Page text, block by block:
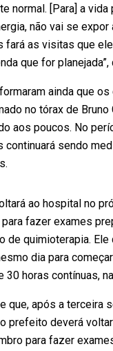
normal. [Para] a
não vai se expor
fará as visitas que
que for
ainda que
no tórax de Bruno
aos poucos. No
continuará sendo
ao hospital no
fazer exames
de quimioterapia. Ele
dia para
30 horas contínuas,
que, após a terceira
prefeito deverá
para fazer